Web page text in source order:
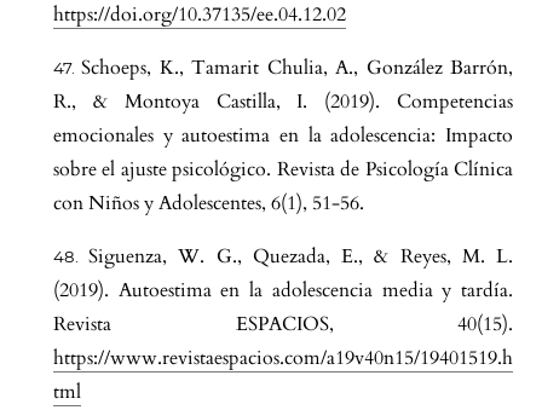
https://doi.org/10.37135/ee.04.12.02
Schoeps, K., Tamarit Chulia, A., González Barrón,
R., & Montoya Castilla, I. (2019). Competencias
emocionales y autoestima en la adolescencia: Impacto
sobre el ajuste psicológico. Revista de Psicología Clínica
con Niños y Adolescentes, 6(1), 51-56.
Siguenza, W. G., Quezada, E., & Reyes, M. L.
(2019). Autoestima en la adolescencia media y tardía.
Revista ESPACIOS, 40(15).
https://www.revistaespacios.com/a19v40n15/19401519.h
tml